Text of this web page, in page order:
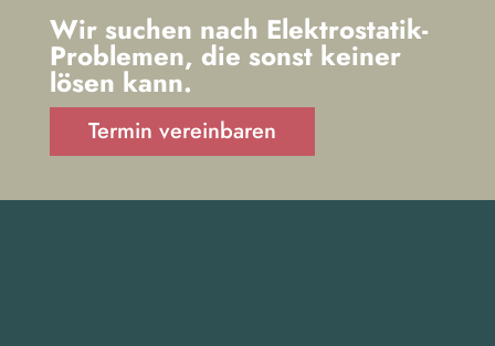
Wir suchen nach Elektrostatik-
Problemen, die sonst keiner
lösen kann.
Termin vereinbaren